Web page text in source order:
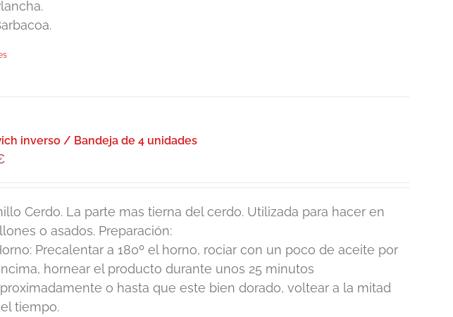
inverso / Bandeja de 4 unidades
Cerdo. La parte mas tierna del cerdo. Utilizada para hacer en
o asados. Preparación:
Precalentar a 180º el horno, rociar con un poco de aceite por
hornear el producto durante unos 25 minutos
o hasta que este bien dorado, voltear a la mitad
tiempo.